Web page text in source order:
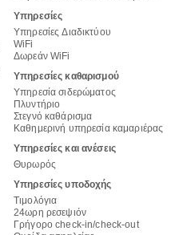
Υπηρεσίες
Υπηρεσίες Διαδικτύου
WiFi
Δωρεάν WiFi
Υπηρεσίες καθαρισμού
Υπηρεσία σιδερώματος
Πλυντήριο
Στεγνό καθάρισμα
Καθημερινή υπηρεσία καμαριέρας
Υπηρεσίες και ανέσεις
Θυρωρός
Υπηρεσίες υποδοχής
Τιμολόγια
24ωρη ρεσεψιόν
Γρήγορο check-in/check-out